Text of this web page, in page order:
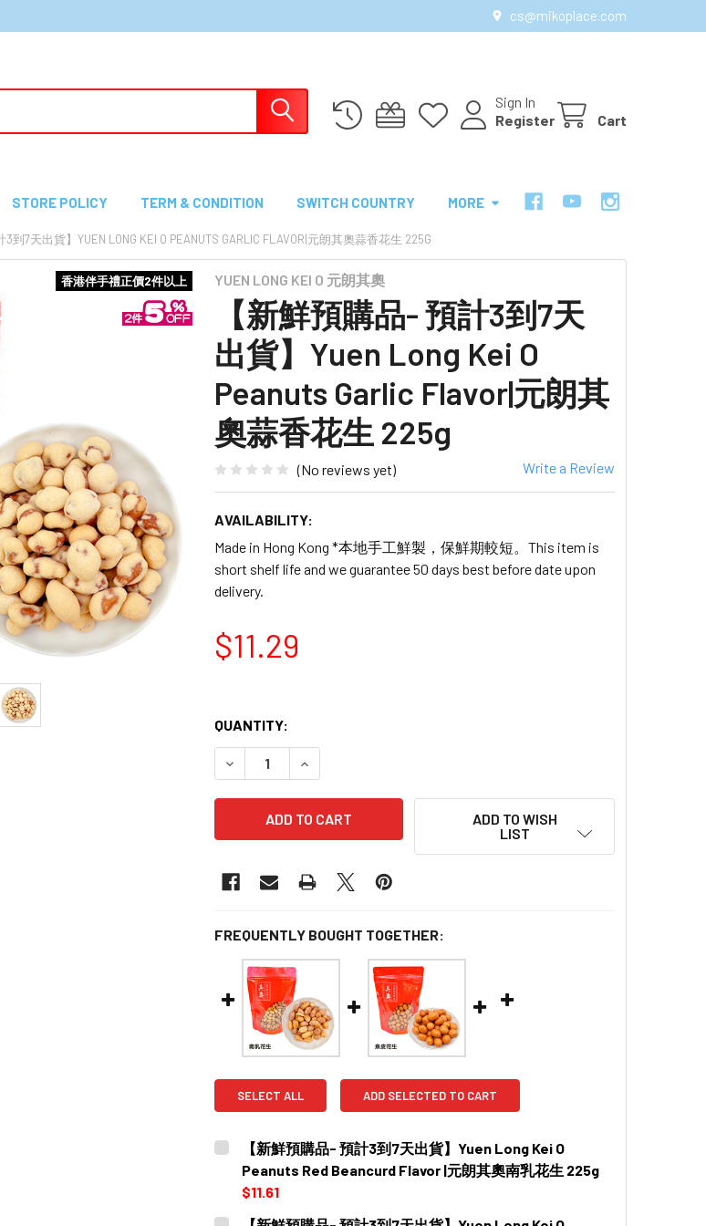
cs@mikoplace.com
Sign In
Register
Cart
STORE POLICY TERM & CONDITION SWITCH COUNTRY MORE
3到7天出貨】YUEN LONG KEI O PEANUTS GARLIC FLAVOR|元朗其奧蒜香花生 225G
YUEN LONG KEI O 元朗其奧
【新鮮預購品- 預計3到7天
出貨】Yuen Long Kei O
Peanuts Garlic Flavor|元朗其
奧蒜香花生 225g
(No reviews yet) Write a Review
AVAILABILITY:
Made in Hong Kong *本地手工鮮製，保鮮期較短。This item is
short shelf life and we guarantee 50 days best before date upon
delivery.
香港伴手禮正價2件以上
$11.29
QUANTITY:
DECREASE QUANTITY OF 【新鮮預購品- 預計3到7天出貨】YUEN LONG
INCREASE QUANTITY OF 【新鮮預購品- 預計3到7天出貨】
ADD TO WISH
LIST
FREQUENTLY BOUGHT TOGETHER:
SELECT ALL ADD SELECTED TO CART
【新鮮預購品- 預計3到7天出貨】Yuen Long Kei O
Peanuts Red Beancurd Flavor |元朗其奧南乳花生 225g
$11.61
CURRENT
QUANTITY: